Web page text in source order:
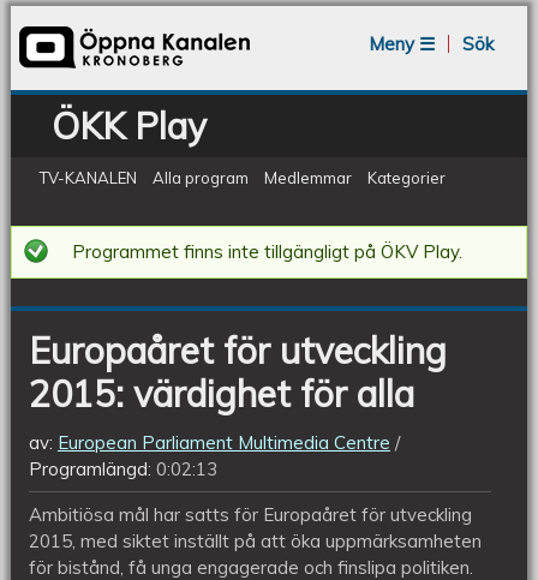
Meny ☰
Sök
ÖKK Play
TV-KANALEN Alla program Medlemmar Kategorier
Europaåret
för
utveckling
2015:
värdighet
för
alla
Programmet finns inte tillgängligt på ÖKV Play.
Europaåret för utveckling
2015: värdighet för alla
av: European Parliament Multimedia Centre
Programlängd: 0:02:13
Ambitiösa mål har satts för Europaåret för utveckling
2015, med siktet inställt på att öka uppmärksamheten
för bistånd, få unga engagerade och finslipa politiken.